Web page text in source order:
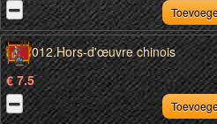
012.Hors-d'œuvre chinois
€ 7.5